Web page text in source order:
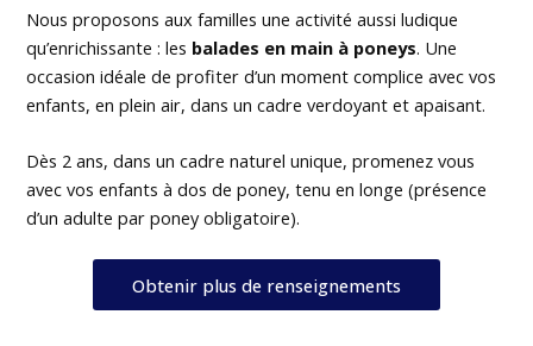
Nous proposons aux familles une activité aussi ludique
qu’enrichissante : les balades en main à poneys. Une
occasion idéale de profiter d’un moment complice avec vos
enfants, en plein air, dans un cadre verdoyant et apaisant.
Dès 2 ans, dans un cadre naturel unique, promenez vous
avec vos enfants à dos de poney, tenu en longe (présence
d’un adulte par poney obligatoire).
Obtenir plus de renseignements